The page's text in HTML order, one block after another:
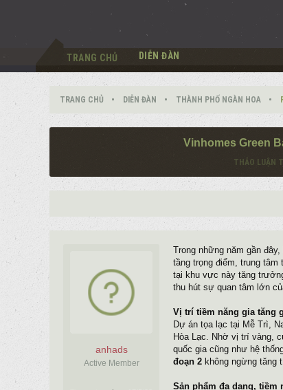
TRANG CHỦ DIỄN ĐÀN THÀNH PHỐ NGÀN HOA
Vinhomes Green
THẢO LUẬN
anhads
Active Member
Trong những năm gần
tầng trọng điểm, trung
tại khu vực này tăng
thu hút sự quan tâm lớn
Vị trí tiềm năng gia tăng
Dự án tọa lạc tại Mễ Trì,
Hòa Lạc. Nhờ vị trí vàng,
quốc gia cũng như hệ
đoạn 2 không ngừng tăng
Sản phẩm đa dạng, tiềm
TRANG CHỦ DIỄN ĐÀN